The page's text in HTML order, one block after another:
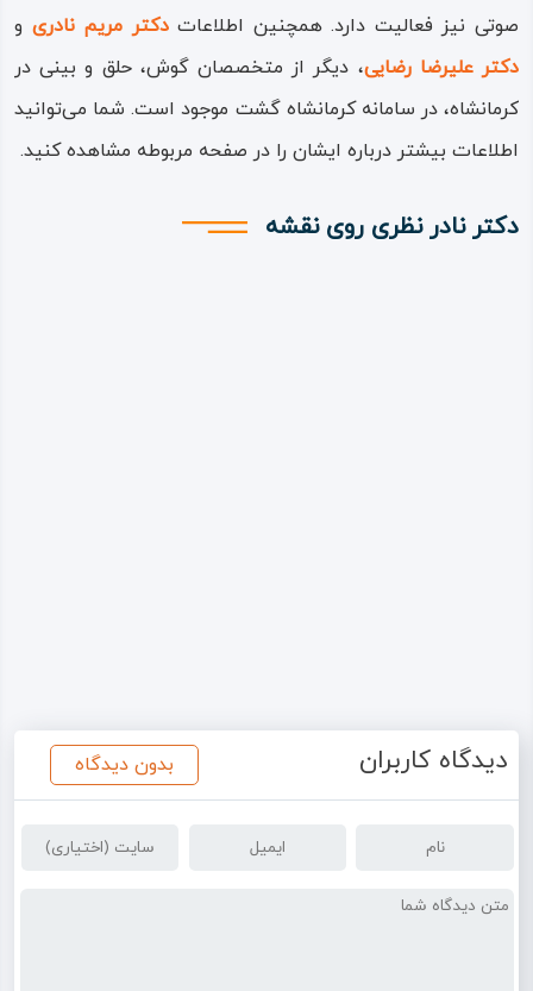
صوتی نیز فعالیت دارد. همچنین اطلاعاتدکتر مریم نادری و
دکتر علیرضا رضایی، دیگر از متخصصان گوش، حلق و بینی در
کرمانشاه، در سامانه کرمانشاه گشت موجود است. شما می‌توانید
اطلاعات بیشتر درباره ایشان را در صفحه مربوطه مشاهده کنید.
دکتر نادر نظری روی نقشه
دیدگاه کاربران بدون دیدگاه